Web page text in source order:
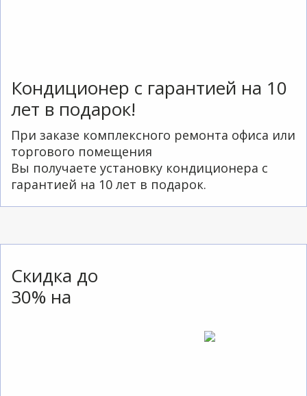
Кондиционер с гарантией на 10
лет в подарок!
При заказе комплексного ремонта офиса или
торгового помещения
Вы получаете установку кондиционера с
гарантией на 10 лет в подарок.
Скидка до
30% на